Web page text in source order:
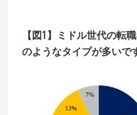
【図1】ミドル世代の転
のようなタイプが多いで